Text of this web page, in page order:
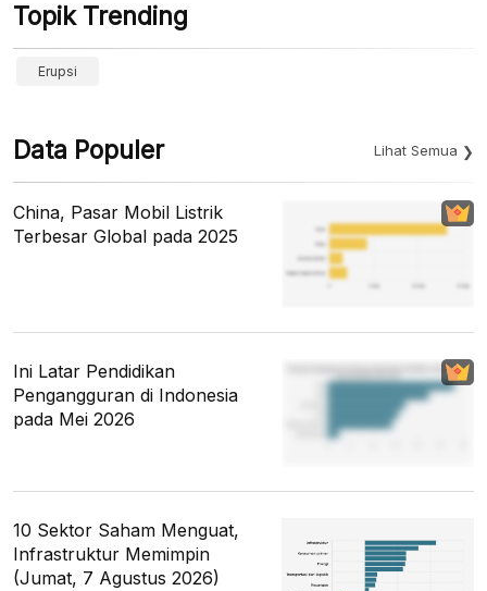
Topik Trending
Erupsi
Data Populer Lihat Semua
China, Pasar Mobil Listrik
Terbesar Global pada 2025
Ini Latar Pendidikan
Pengangguran di Indonesia
pada Mei 2026
10 Sektor Saham Menguat,
Infrastruktur Memimpin
(Jumat, 7 Agustus 2026)